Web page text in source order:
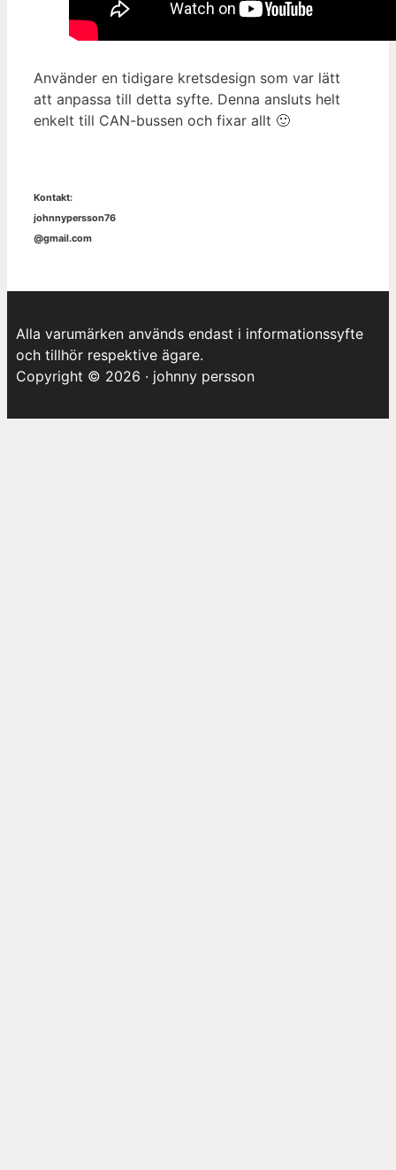
Använder en tidigare kretsdesign som var lätt
att anpassa till detta syfte. Denna ansluts helt
enkelt till CAN-bussen och fixar allt 🙂
Kontakt:
johnnypersson76
@gmail.com
Alla varumärken används endast i informationssyfte
och tillhör respektive ägare.
Copyright © 2026 · johnny persson